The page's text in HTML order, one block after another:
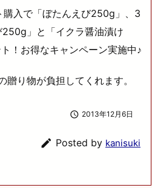
入で「ぼたんえび250g」、3
」と「イクラ醤油漬け
！お得なキャンペーン実施中♪
り物が負担してくれます。
 2013年12月6日
 Posted by kanisuki